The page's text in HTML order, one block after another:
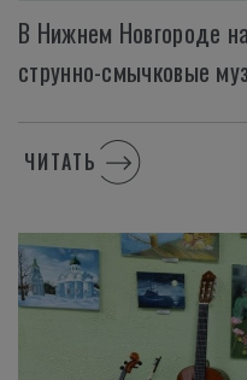
В Нижнем Новгороде
струнно-смычковые
ЧИТАТЬ